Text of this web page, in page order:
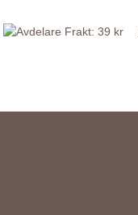
Frakt: 39 kr